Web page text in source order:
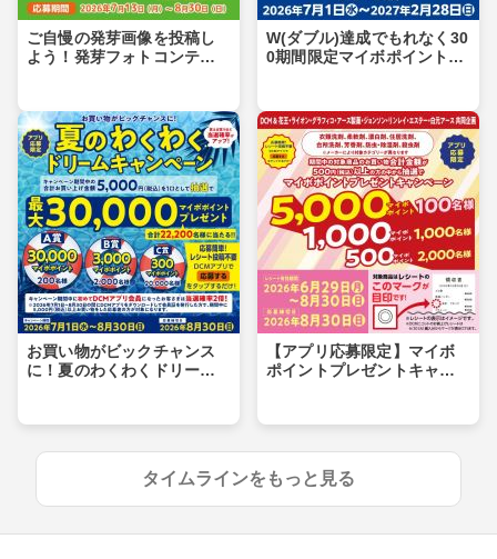
ご自慢の発芽画像を投稿し
よう！発芽フォトコンテス
W(ダブル)達成でもれなく30
0期間限定マイボポイントG
お買い物がビックチャンス
に！夏のわくわくドリーム
【アプリ応募限定】マイボ
ポイントプレゼントキャン
タイムラインをもっと見る